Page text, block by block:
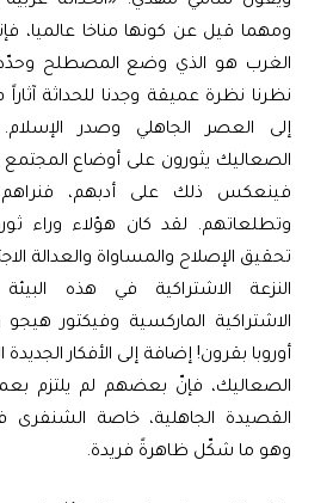
ومهما قيل عن كونها مناخا عالميا،
الغرب هو الذي وضع المصطلح
نظرنا نظرة عميقة وجدنا للحداثة آثاراً
إلى العصر الجاهلي وصدر
الصعاليك يثورون على أوضاع المجتمع
فينعكس ذلك على أدبهم،
وتطلعاتهم. لقد كان هؤلاء وراء
تحقيق الإصلاح والمساواة والعدالة
النزعة الاشتراكية في هذه البيئة
الاشتراكية الماركسية وفيكتور هيجو
أوروبا بقرون! إضافة إلى الأفكار
الصعاليك، فإنّ بعضهم لم يلتزم
القصيدة الجاهلية، خاصة الشنفرى
وهو ما شكّل ظاهرةً فريدة.